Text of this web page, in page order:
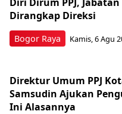
Bogor Raya
Dirangkap Direksi
Kamis, 6 Agu
Direktur Umum PPJ
Samsudin Ajukan
Ini Alasannya